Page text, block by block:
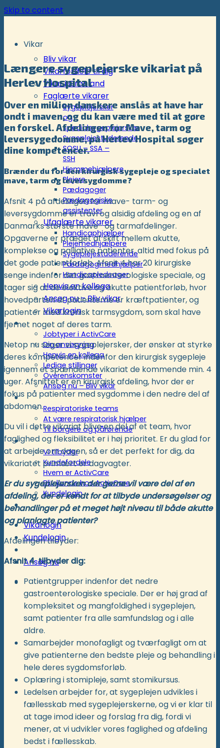
Skip to content
Vikar
Bliv vikar
Vikarfordele til dig
Vikar i Grønland
Faglærte vikarer
Sygeplejersker
og
specialsygeplejersker
Sygeplejestuderende
SOSU – SSA –
SSH
Hjemmehjælpere
Plejere
Pædagoger
Pædagogiske
assistenter
Ufaglærte vikarer
Handicaphjælper
Plejemedhjælpere
Sygeplejestuderende
Pædagogmedhjælper
Handicapledsager
Henvis en kollega
Ansøg nu – Bliv vikar
Vikarlogin
Rekruttering
Jobtyper i ActivCare
Din ansøgning
Henvis en kollega
Ledige stillinger
Overenskomster
Ansøg nu – Bliv vikar
Respiratoriske ordninger
Respiratoriske teams
At være respiratorisk hjælper
Til borgere og pårørende
Kunder
Vi tilbyder
Kundefordele
Hvem er ActivCare
Bliv kunde hos ActivCare
Kundelogin
Støtte- og specialordninger
Vikarlogin
Kundelogin
Ansøg nu
Længere sygeplejerske vikariat på
Herlev Hospital
Over en million danskere anslås at have har
ondt i maven, og du kan være med til at gøre
en forskel. Afdelingen for Mave, tarm og
leversygedomme, på Herlev Hospital søger
dine kompetencer.
Brænder du for den kirurgisk sygepleje og specialet
mave, tarm og leversygdomme?
Afsnit 4 på afdelingen for mave- tarm- og
leversygdomme er travl og alsidig afdeling og en af
Danmarks største mave- og tarmafdelinger.
Opgaverne er præget af skift mellem akutte,
komplekse og palliative patienter, altid med fokus på
det gode patientforløb. Afsnit 4 har 20 kirurgiske
senge indenfor det gastroenterologiske speciale, og
tager sig at de elektive og akutte patientforløb, hvor
hovedparten af patienterne er kræftpatienter, og
patienter med kronisk tarmsygdom, som skal have
fjernet noget af deres tarm.
Netop nu søger vi sygeplejersker, der ønsker at styrke
deres kompetencer indenfor den kirurgisk sygepleje
igennem et spændende vikariat de kommende min. 4
uger. Afsnittet er en kirurgisk afdeling, hvor der er
fokus på patienter med sygdomme i den nedre del af
abdomen.
Du vil i dette vikariat blive en del af et team, hvor
faglighed og fleksibilitet er i høj prioritet. Er du glad for
at arbejde om dagen, så er det perfekt for dig, da
vikariatet primært er dagvagter.
Er du sygeplejersken der gerne vil være del af en
afdeling, der er kendt for at tilbyde undersøgelser og
behandlinger på et meget højt niveau til både akutte
og planlagte patienter?
Afdelingen tilbyder:
Afsnit 4 tilbyder dig:
Patientgrupper indenfor det nedre
gastroenterologiske speciale. Der er høj grad af
kompleksitet og mangfoldighed i sygeplejen,
samt patienter fra alle samfundslag og i alle
aldre.
Samarbejder monofagligt og tværfagligt om at
give patienterne den bedste pleje og behandling i
hele deres sygdomsforløb.
Oplæring i stomipleje, samt stomikursus.
Ledelsen arbejder for, at sygeplejen udvikles i
fællesskab med sygeplejerskerne, og vi er klar til
at tage imod ideer og forslag fra dig, fordi vi
mener, at vi udvikler vores faglighed og afdeling
bedst i fællesskab.